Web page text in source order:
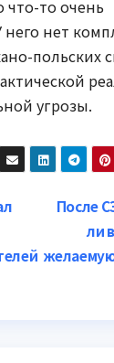
что-то очень
него нет
польских
угрозы.
После
ли